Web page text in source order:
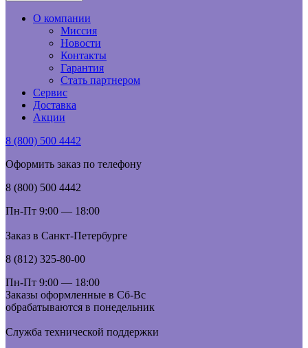
О компании
Миссия
Новости
Контакты
Гарантия
Стать партнером
Сервис
Доставка
Акции
8 (800) 500 4442
Оформить заказ по телефону
8 (800) 500 4442
Пн-Пт 9:00 — 18:00
Заказ в Санкт-Петербурге
8 (812) 325-80-00
Пн-Пт 9:00 — 18:00
Заказы оформленные в Сб-Вс
обрабатываются в понедельник
Служба технической поддержки